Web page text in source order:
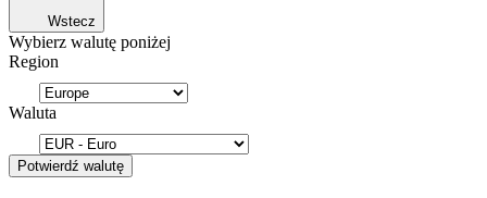
Wstecz
Wybierz walutę poniżej
Region
Waluta
Potwierdź walutę